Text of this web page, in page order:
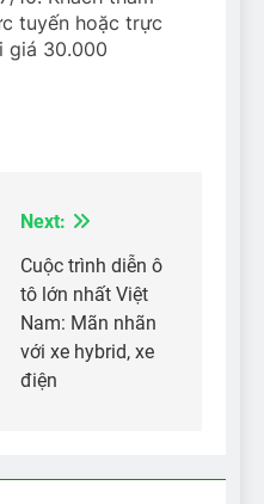
tuyến hoặc trực
giá 30.000
Next:
Cuộc trình diễn ô
tô lớn nhất Việt
Nam: Mãn nhãn
với xe hybrid, xe
điện